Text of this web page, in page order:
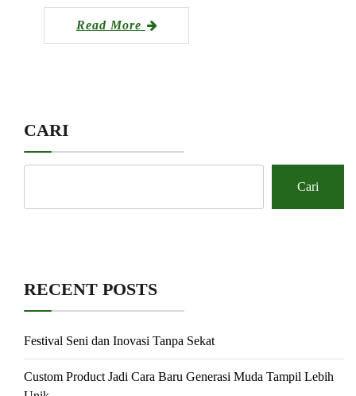
Read More
CARI
Cari
RECENT POSTS
Festival Seni dan Inovasi Tanpa Sekat
Custom Product Jadi Cara Baru Generasi Muda Tampil Lebih